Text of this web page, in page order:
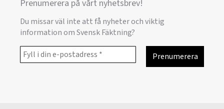
Prenumerera på vårt nyhetsbrev!
Du missar väl inte att få nyheter och viktig
information om Svensk Fäktning?